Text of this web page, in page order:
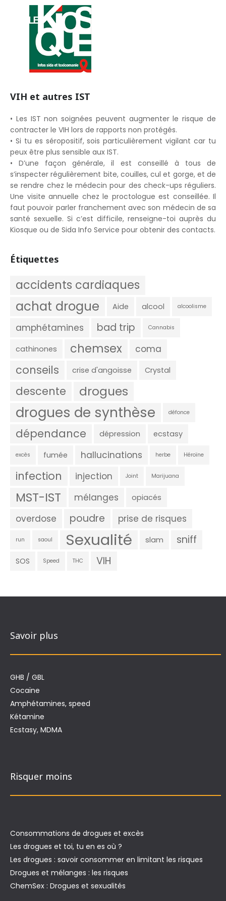
VIH et autres IST
• Les IST non soignées peuvent augmenter le risque de
contracter le VIH lors de rapports non protégés.
• Si tu es séropositif, sois particulièrement vigilant car tu
peux être plus sensible aux IST.
• D’une façon générale, il est conseillé à tous de
s’inspecter régulièrement bite, couilles, cul et gorge, et de
se rendre chez le médecin pour des check-ups réguliers.
Une visite annuelle chez le proctologue est conseillée. Il
faut pouvoir parler franchement avec son médecin de sa
santé sexuelle. Si c’est difficile, renseigne-toi auprès du
Kiosque ou de Sida Info Service pour obtenir des contacts.
Étiquettes
accidents cardiaques
achat drogue Aide alcool alcoolisme
amphétamines bad trip Cannabis
cathinones chemsex coma
conseils crise d'angoisse Crystal
descente drogues
drogues de synthèse défonce
dépendance dépression ecstasy
excès fumée hallucinations herbe Héroïne
infection injection Joint Marijuana
MST-IST mélanges opiacés
overdose poudre prise de risques
run saoul Sexualité slam sniff
SOS Speed THC VIH
Savoir plus
GHB / GBL
Cocaïne
Amphétamines, speed
Kétamine
Ecstasy, MDMA
Risquer moins
Consommations de drogues et excès
Les drogues et toi, tu en es où ?
Les drogues : savoir consommer en limitant les risques
Drogues et mélanges : les risques
ChemSex : Drogues et sexualités